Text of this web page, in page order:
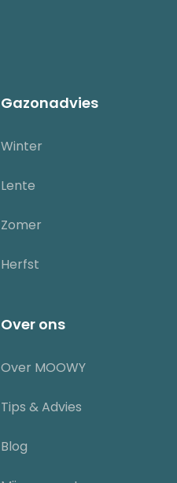
Gazonadvies
Winter
Lente
Zomer
Herfst
Over ons
Over MOOWY
Tips & Advies
Blog